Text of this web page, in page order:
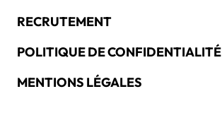
RECRUTEMENT
POLITIQUE DE CONFIDENTIALITÉ
MENTIONS LÉGALES